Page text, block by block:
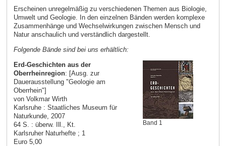
Erscheinen unregelmäßig zu verschiedenen Themen aus Biologie,
Umwelt und Geologie. In den einzelnen Bänden werden komplexe
Zusammenhänge und Wechselwirkungen zwischen Mensch und
Natur anschaulich und verständlich dargestellt.
Folgende Bände sind bei uns erhältlich:
Band 1
Erd-Geschichten aus der
Oberrheinregion: [Ausg. zur
Dauerausstellung "Geologie am
Oberrhein"]
von Volkmar Wirth
Karlsruhe : Staatliches Museum für
Naturkunde, 2007
64 S. : überw. Ill., Kt.
Karlsruher Naturhefte ; 1
Euro 5,00